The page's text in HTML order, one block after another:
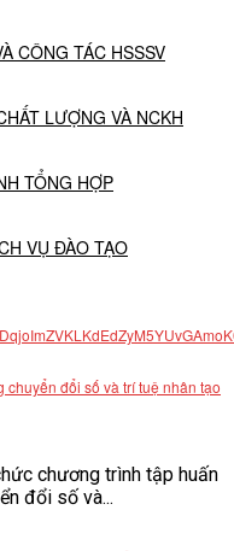
CÔNG TÁC HSSSV
LƯỢNG VÀ NCKH
TỔNG HỢP
VỤ ĐÀO TẠO
chuyển đổi số và trí tuệ nhân tạo
chương trình tập huấn
đổi số và...